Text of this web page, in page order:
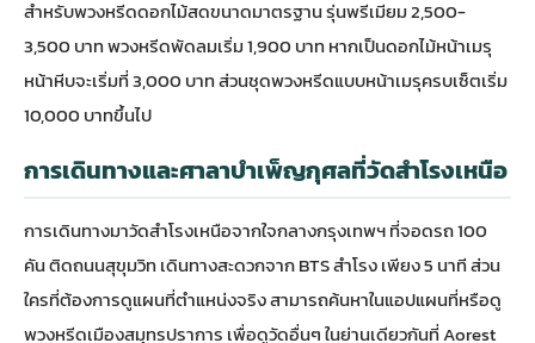
สำหรับพวงหรีดดอกไม้สดขนาดมาตรฐาน รุ่นพรีเมียม 2,500-
3,500 บาท พวงหรีดพัดลมเริ่ม 1,900 บาท หากเป็นดอกไม้หน้าเมรุ
หน้าหีบจะเริ่มที่ 3,000 บาท ส่วนชุดพวงหรีดแบบหน้าเมรุครบเซ็ตเริ่ม
10,000 บาทขึ้นไป
การเดินทางและศาลาบำเพ็ญกุศลที่วัดสำโรงเหนือ
การเดินทางมาวัดสำโรงเหนือจากใจกลางกรุงเทพฯ ที่จอดรถ 100
คัน ติดถนนสุขุมวิท เดินทางสะดวกจาก BTS สำโรง เพียง 5 นาที ส่วน
ใครที่ต้องการดูแผนที่ตำแหน่งจริง สามารถค้นหาในแอปแผนที่หรือดู
พวงหรีดเมืองสมุทรปราการ เพื่อดูวัดอื่นๆ ในย่านเดียวกันที่ Aorest